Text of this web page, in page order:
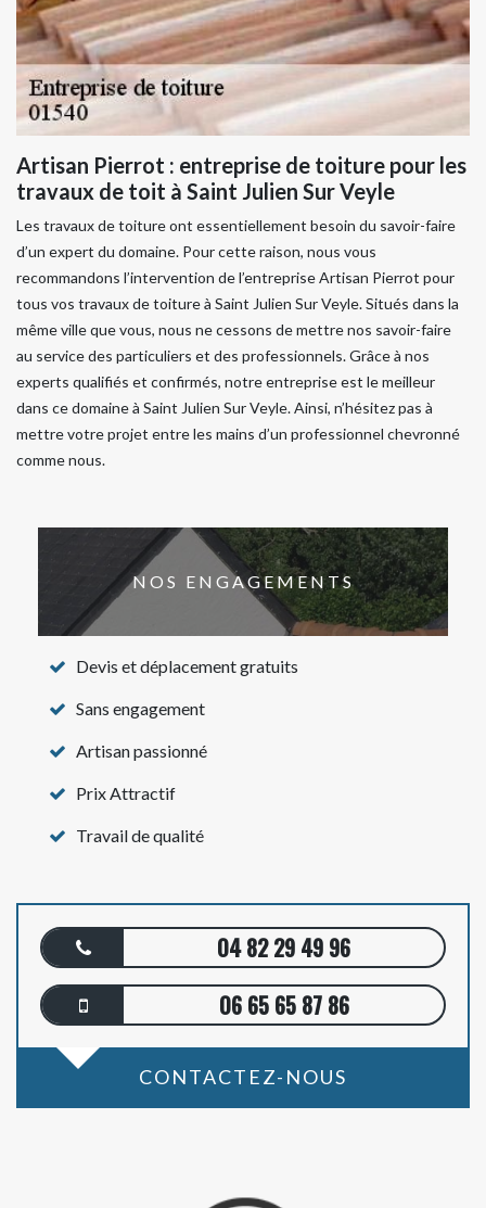
Artisan Pierrot : entreprise de toiture pour les
travaux de toit à Saint Julien Sur Veyle
Les travaux de toiture ont essentiellement besoin du savoir-faire
d’un expert du domaine. Pour cette raison, nous vous
recommandons l’intervention de l’entreprise Artisan Pierrot pour
tous vos travaux de toiture à Saint Julien Sur Veyle. Situés dans la
même ville que vous, nous ne cessons de mettre nos savoir-faire
au service des particuliers et des professionnels. Grâce à nos
experts qualifiés et confirmés, notre entreprise est le meilleur
dans ce domaine à Saint Julien Sur Veyle. Ainsi, n’hésitez pas à
mettre votre projet entre les mains d’un professionnel chevronné
comme nous.
NOS ENGAGEMENTS
Devis et déplacement gratuits
Sans engagement
Artisan passionné
Prix Attractif
Travail de qualité
04 82 29 49 96
06 65 65 87 86
CONTACTEZ-NOUS